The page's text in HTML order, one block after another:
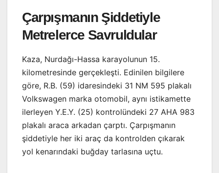
Çarpışmanın Şiddetiyle
Metrelerce Savruldular
Kaza, Nurdağı-Hassa karayolunun 15.
kilometresinde gerçekleşti. Edinilen bilgilere
göre, R.B. (59) idaresindeki 31 NM 595 plakalı
Volkswagen marka otomobil, aynı istikamette
ilerleyen Y.E.Y. (25) kontrolündeki 27 AHA 983
plakalı araca arkadan çarptı. Çarpışmanın
şiddetiyle her iki araç da kontrolden çıkarak
yol kenarındaki buğday tarlasına uçtu.